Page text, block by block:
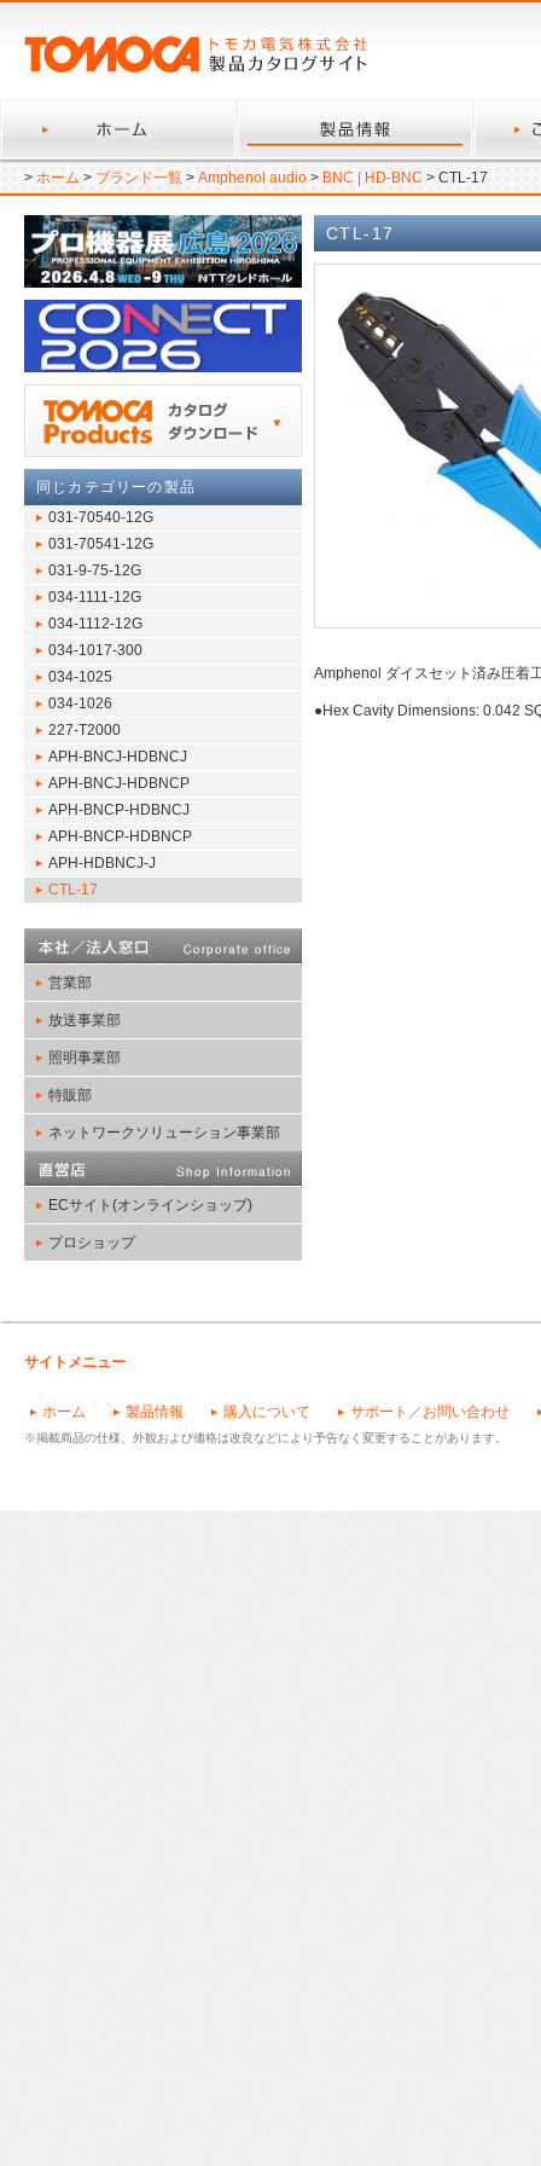
> ホーム > ブランド一覧 > Amphenol audio > BNC | HD-BNC > CTL-17
CTL-17
Amphenol ダイスセット済み圧着
●Hex Cavity Dimensions: 0.042
同じカテゴリーの製品
031-70540-12G
031-70541-12G
031-9-75-12G
034-1111-12G
034-1112-12G
034-1017-300
034-1025
034-1026
227-T2000
APH-BNCJ-HDBNCJ
APH-BNCJ-HDBNCP
APH-BNCP-HDBNCJ
APH-BNCP-HDBNCP
APH-HDBNCJ-J
CTL-17
営業部
放送事業部
照明事業部
特販部
ネットワークソリューション事業部
ECサイト(オンラインショップ)
プロショップ
サイトメニュー
ホーム 製品情報 購入について サポート／お問い合わせ
※掲載商品の仕様、外観および価格は改良などにより予告なく変更することがあります。